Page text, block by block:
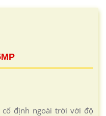
cố định ngoài trời với độ